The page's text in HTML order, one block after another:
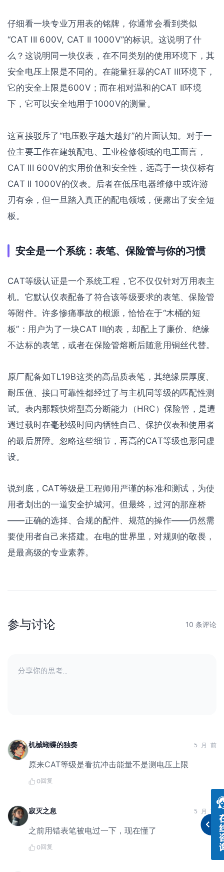
仔细看一块专业万用表的铭牌，你通常会看到类似
“CAT III 600V, CAT II 1000V”的标识。这说明了什
么？这说明同一块仪表，在不同类别的使用环境下，其
安全电压上限是不同的。在能量狂暴的CAT III环境下，
它的安全上限是600V；而在相对温和的CAT II环境
下，它可以安全地用于1000V的测量。
这直接驳斥了“电压数字越大越好”的片面认知。对于一
位主要工作在建筑配电、工业检修领域的电工而言，
CAT III 600V的实用价值和安全性，远高于一块仅标有
CAT II 1000V的仪表。后者在低压电器维修中或许游
刃有余，但一旦踏入真正的配电领域，便露出了安全短
板。
安全是一个系统：表笔、保险管与你的习惯
CAT等级认证是一个系统工程，它不仅仅针对万用表主
机。它默认仪表配备了符合该等级要求的表笔、保险管
等附件。许多惨痛事故的根源，恰恰在于“木桶的短
板”：用户为了一块CAT III的表，却配上了廉价、绝缘
不达标的表笔，或者在保险管熔断后随意用铜丝代替。
原厂配备如TL19B这类的高品质表笔，其绝缘层厚度、
耐压值、接口可靠性都经过了与主机同等级的匹配性测
试。表内那颗快熔型高分断能力（HRC）保险管，是遭
遇过载时在毫秒级时间内牺牲自己、保护仪表和使用者
的最后屏障。忽略这些细节，再高的CAT等级也形同虚
设。
说到底，CAT等级是工程师用严谨的标准和测试，为使
用者划出的一道安全护城河。但最终，过河的那座桥
——正确的选择、合规的配件、规范的操作——仍然需
要使用者自己来搭建。在电的世界里，对规则的敬畏，
是最高级的专业素养。
参与讨论 10 条评论
机械蝴蝶的独奏 5 月 前
原来CAT等级是看抗冲击能量不是测电压上限
0回复
寂灭之息 5 月 前
之前用错表笔被电过一下，现在懂了
0回复